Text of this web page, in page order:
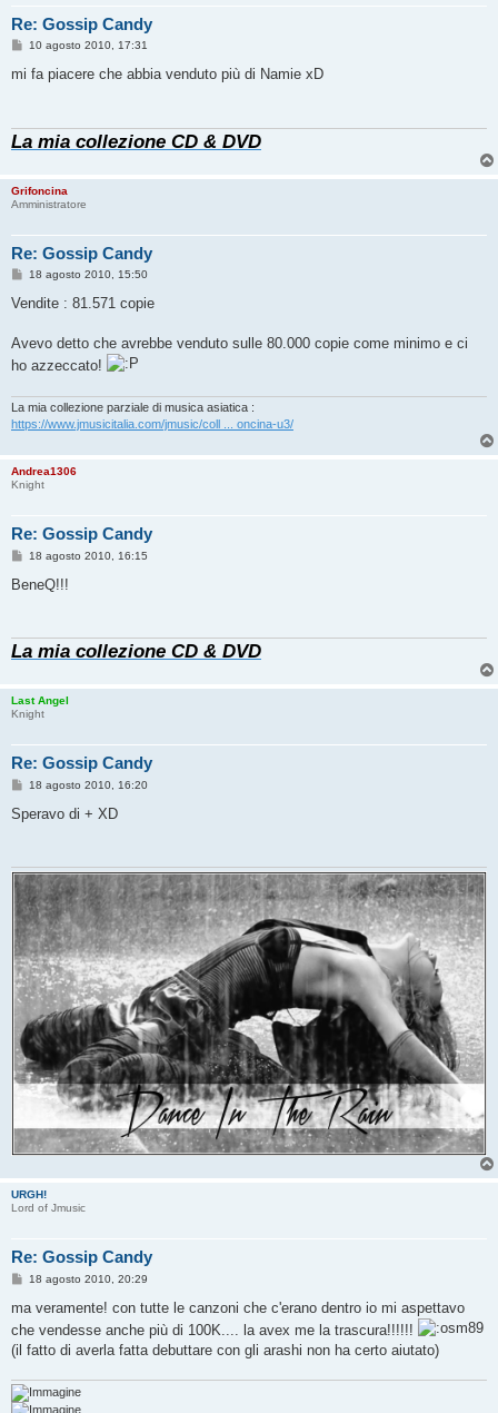
Re: Gossip Candy
M
s
i
o
10 agosto 2010, 17:31
mi fa piacere che abbia venduto più di Namie xD
La mia collezione CD & DVD
Grifoncina
Amministratore
Re: Gossip Candy
M
s
g
i
18 agosto 2010, 15:50
Vendite : 81.571 copie
Avevo detto che avrebbe venduto sulle 80.000 copie come minimo e ci
ho azzeccato!
La mia collezione parziale di musica asiatica :
https://www.jmusicitalia.com/jmusic/coll ... oncina-u3/
Andrea1306
Knight
Re: Gossip Candy
M
s
i
o
18 agosto 2010, 16:15
BeneQ!!!
La mia collezione CD & DVD
Last Angel
Knight
Re: Gossip Candy
M
s
i
18 agosto 2010, 16:20
Speravo di + XD
URGH!
Lord of Jmusic
Re: Gossip Candy
M
s
a
g
g
o
18 agosto 2010, 20:29
ma veramente! con tutte le canzoni che c'erano dentro io mi aspettavo
che vendesse anche più di 100K.... la avex me la trascura!!!!!!
(il fatto di averla fatta debuttare con gli arashi non ha certo aiutato)